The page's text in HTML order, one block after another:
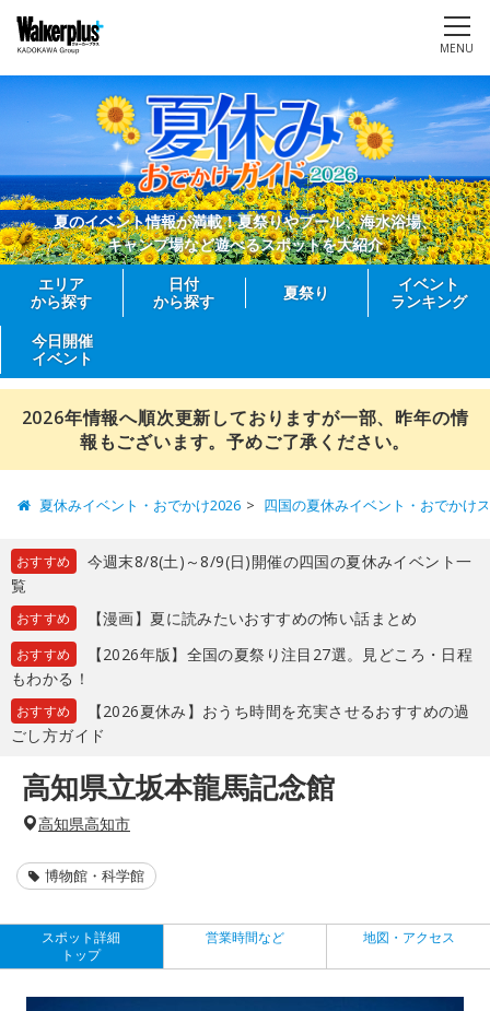
MENU
夏のイベント情報が満載！夏祭りやプール、海水浴場、
キャンプ場など遊べるスポットを大紹介
エリア
から探す
日付
から探す
夏祭り
イベント
ランキング
今日開催
イベント
2026年情報へ順次更新しておりますが一部、昨年の情
報もございます。予めご了承ください。
夏休みイベント・おでかけ2026 四国の夏休みイベント・おでかけ
おすすめ
今週末8/8(土)～8/9(日)開催の四国の夏休みイベント一
覧
おすすめ 【漫画】夏に読みたいおすすめの怖い話まとめ
おすすめ
【2026年版】全国の夏祭り注目27選。見どころ・日程
もわかる！
おすすめ
【2026夏休み】おうち時間を充実させるおすすめの過
ごし方ガイド
高知県立坂本龍馬記念館
高知県高知市
博物館・科学館
スポット詳細
トップ
営業時間など 地図・アクセス